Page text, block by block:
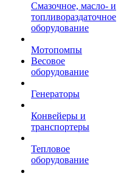
Смазочное, масло- и
топливораздаточное
оборудование
Мотопомпы
Весовое
оборудование
Генераторы
Конвейеры и
транспортеры
Тепловое
оборудование